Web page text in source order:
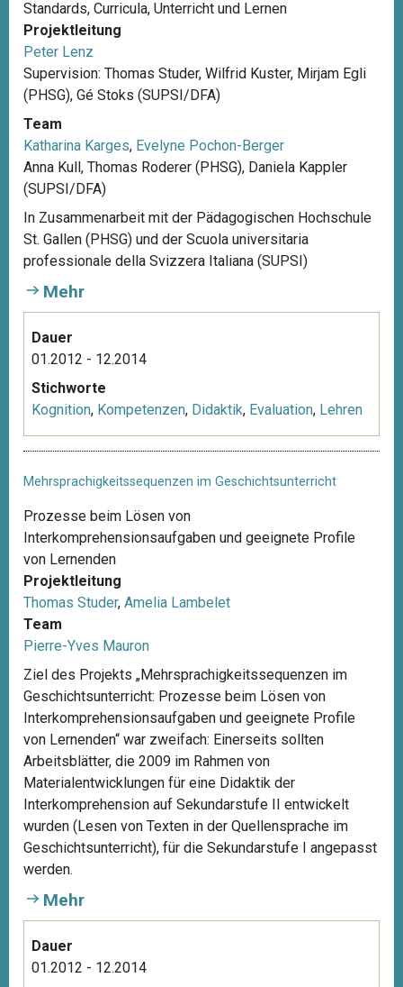
Standards, Curricula, Unterricht und Lernen
Projektleitung
Peter Lenz
Supervision: Thomas Studer, Wilfrid Kuster, Mirjam Egli
(PHSG), Gé Stoks (SUPSI/DFA)
Team
Katharina Karges, Evelyne Pochon-Berger
Anna Kull, Thomas Roderer (PHSG), Daniela Kappler
(SUPSI/DFA)
In Zusammenarbeit mit der Pädagogischen Hochschule
St. Gallen (PHSG) und der Scuola universitaria
professionale della Svizzera Italiana (SUPSI)
Mehr
Dauer
01.2012 - 12.2014
Stichworte
Kognition, Kompetenzen, Didaktik, Evaluation, Lehren
Mehrsprachigkeitssequenzen im Geschichtsunterricht
Prozesse beim Lösen von
Interkomprehensionsaufgaben und geeignete Profile
von Lernenden
Projektleitung
Thomas Studer, Amelia Lambelet
Team
Pierre-Yves Mauron
Ziel des Projekts „Mehrsprachigkeitssequenzen im
Geschichtsunterricht: Prozesse beim Lösen von
Interkomprehensionsaufgaben und geeignete Profile
von Lernenden“ war zweifach: Einerseits sollten
Arbeitsblätter, die 2009 im Rahmen von
Materialentwicklungen für eine Didaktik der
Interkomprehension auf Sekundarstufe II entwickelt
wurden (Lesen von Texten in der Quellensprache im
Geschichtsunterricht), für die Sekundarstufe I angepasst
werden.
Mehr
Dauer
01.2012 - 12.2014